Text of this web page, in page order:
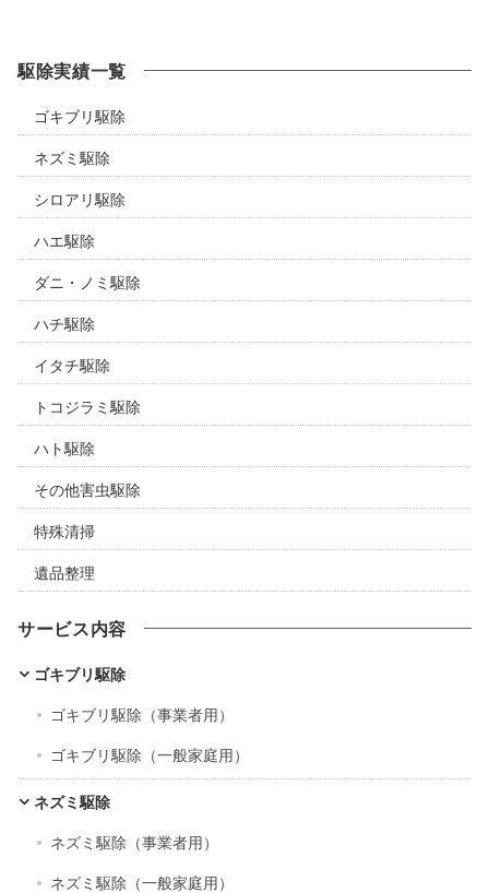
駆除実績一覧
ゴキブリ駆除
ネズミ駆除
シロアリ駆除
ハエ駆除
ダニ・ノミ駆除
ハチ駆除
イタチ駆除
トコジラミ駆除
ハト駆除
その他害虫駆除
特殊清掃
遺品整理
サービス内容
ゴキブリ駆除
ゴキブリ駆除（事業者用）
ゴキブリ駆除（一般家庭用）
ネズミ駆除
ネズミ駆除（事業者用）
ネズミ駆除（一般家庭用）